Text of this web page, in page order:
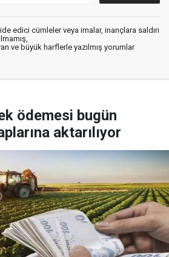
edici cümleler veya imalar, inançlara saldırı
ve büyük harflerle yazılmış yorumlar
ödemesi bugün
aktarılıyor